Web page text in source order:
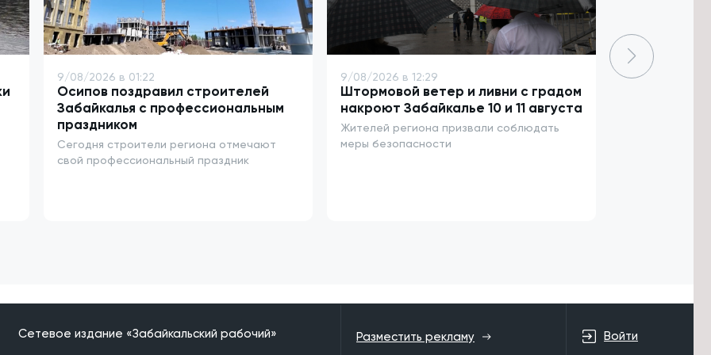
9/08/2026 в 01:22
Осипов поздравил строителей
Забайкалья с профессиональным
праздником
Сегодня строители региона отмечают
свой профессиональный праздник
9/08/2026 в 12:29
Штормовой ветер и ливни с градом
накроют Забайкалье 10 и 11 августа
Жителей региона призвали соблюдать
меры безопасности
9/08/2026 в
Сетевое издание «Забайкальский рабочий» Разместить рекламу Войти